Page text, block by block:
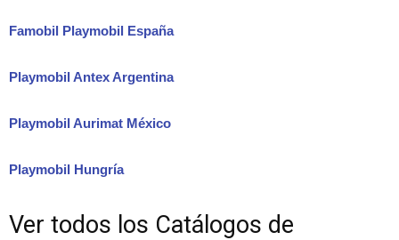
Famobil Playmobil España
Playmobil Antex Argentina
Playmobil Aurimat México
Playmobil Hungría
Ver todos los Catálogos de